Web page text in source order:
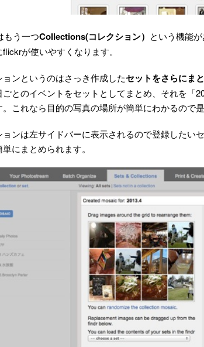
もう一つCollections(コレクション） という機能
が使いやすくなります。
ョンというのはさっき作成したセットをさらにま
ごとのイベントをセットとしてまとめ、それを「
これなら目的の写真の場所が簡単にわかるので
ョンは左サイドバーに表示されるので登録したい
にまとめられます。